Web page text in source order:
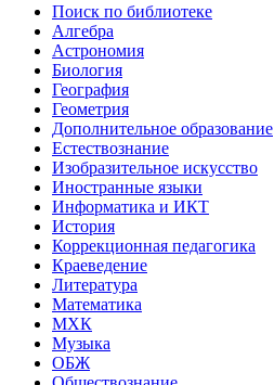
Поиск по библиотеке
Алгебра
Астрономия
Биология
География
Геометрия
Дополнительное образование
Естествознание
Изобразительное искусство
Иностранные языки
Информатика и ИКТ
История
Коррекционная педагогика
Краеведение
Литература
Математика
МХК
Музыка
ОБЖ